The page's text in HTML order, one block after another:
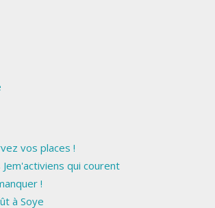
vos places !
qui courent
!
à Soye